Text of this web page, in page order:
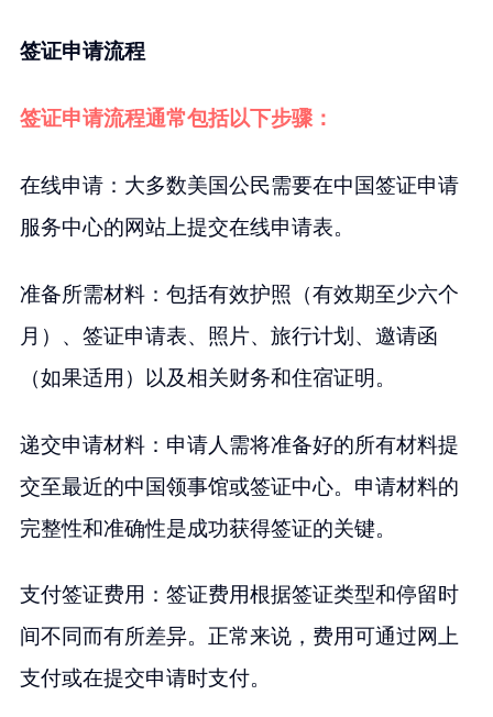
签证申请流程
签证申请流程通常包括以下步骤：
在线申请：大多数美国公民需要在中国签证申请
服务中心的网站上提交在线申请表。
准备所需材料：包括有效护照（有效期至少六个
月）、签证申请表、照片、旅行计划、邀请函
（如果适用）以及相关财务和住宿证明。
递交申请材料：申请人需将准备好的所有材料提
交至最近的中国领事馆或签证中心。申请材料的
完整性和准确性是成功获得签证的关键。
支付签证费用：签证费用根据签证类型和停留时
间不同而有所差异。正常来说，费用可通过网上
支付或在提交申请时支付。